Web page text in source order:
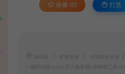
收藏 (0) 打赏
手游资源
卡牌回合手游
一键即玩端+Linux手工服务端+加解密工具